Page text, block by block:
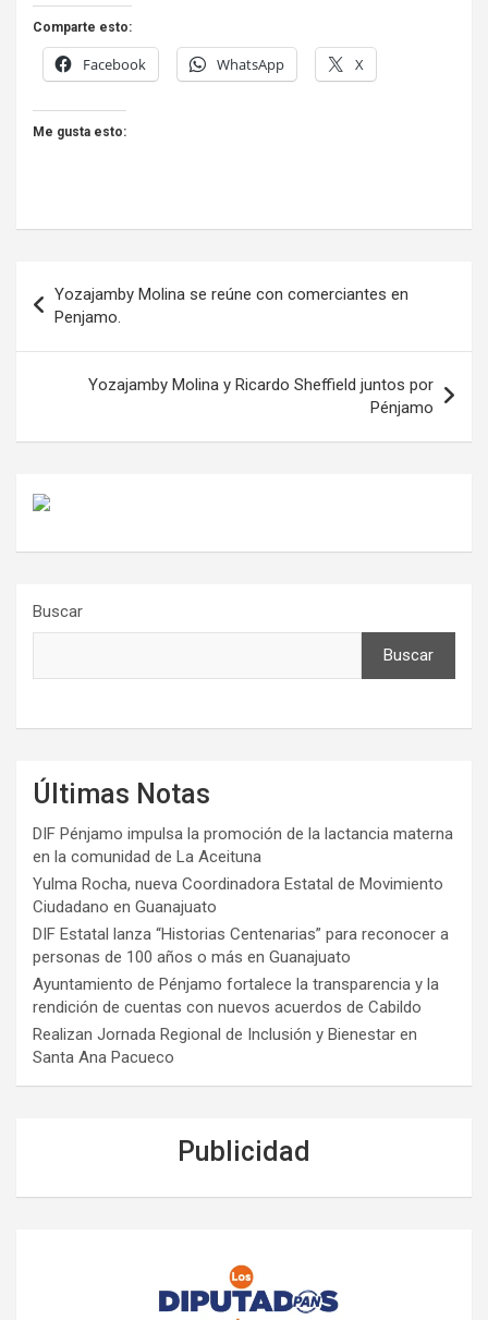
Comparte esto:
Facebook WhatsApp X
Me gusta esto:
de
entradas
Yozajamby Molina se reúne con comerciantes en
Penjamo.
Yozajamby Molina y Ricardo Sheffield juntos por
Pénjamo
Buscar
Buscar
Últimas Notas
DIF Pénjamo impulsa la promoción de la lactancia materna
en la comunidad de La Aceituna
Yulma Rocha, nueva Coordinadora Estatal de Movimiento
Ciudadano en Guanajuato
DIF Estatal lanza “Historias Centenarias” para reconocer a
personas de 100 años o más en Guanajuato
Ayuntamiento de Pénjamo fortalece la transparencia y la
rendición de cuentas con nuevos acuerdos de Cabildo
Realizan Jornada Regional de Inclusión y Bienestar en
Santa Ana Pacueco
Publicidad